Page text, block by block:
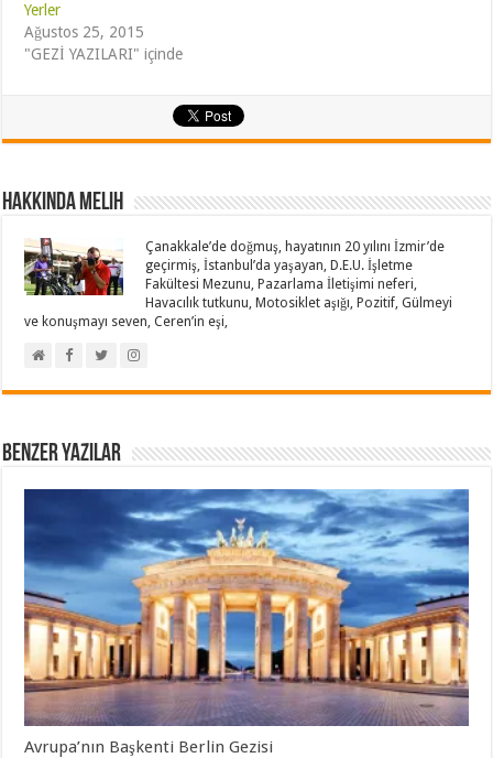
Yerler
Ağustos 25, 2015
"GEZİ YAZILARI" içinde
Hakkında Melih
Çanakkale’de doğmuş, hayatının 20 yılını İzmir’de
geçirmiş, İstanbul’da yaşayan, D.E.U. İşletme
Fakültesi Mezunu, Pazarlama İletişimi neferi,
Havacılık tutkunu, Motosiklet aşığı, Pozitif, Gülmeyi
ve konuşmayı seven, Ceren’in eşi,
Benzer Yazılar
Avrupa’nın Başkenti Berlin Gezisi